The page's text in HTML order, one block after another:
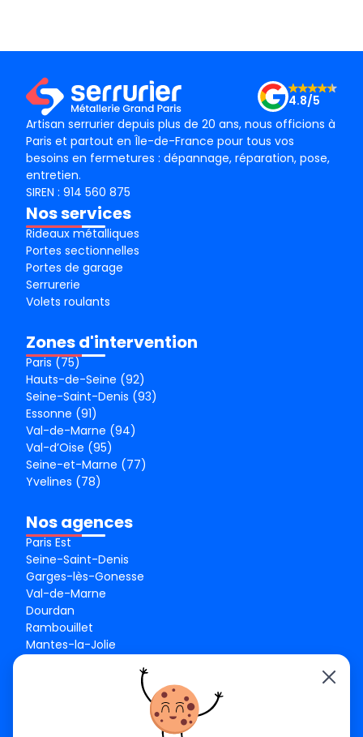
Artisan serrurier depuis plus de 20 ans, nous officions à
Paris et partout en Île-de-France pour tous vos
besoins en fermetures : dépannage, réparation, pose,
entretien.
4.8/5
SIREN : 914 560 875
Nos services
Rideaux métalliques
Portes sectionnelles
Portes de garage
Serrurerie
Volets roulants
Zones d'intervention
Paris (75)
Hauts-de-Seine (92)
Seine-Saint-Denis (93)
Essonne (91)
Val-de-Marne (94)
Val-d’Oise (95)
Seine-et-Marne (77)
Yvelines (78)
Nos agences
Paris Est
Seine-Saint-Denis
Garges-lès-Gonesse
Val-de-Marne
Dourdan
Rambouillet
Mantes-la-Jolie